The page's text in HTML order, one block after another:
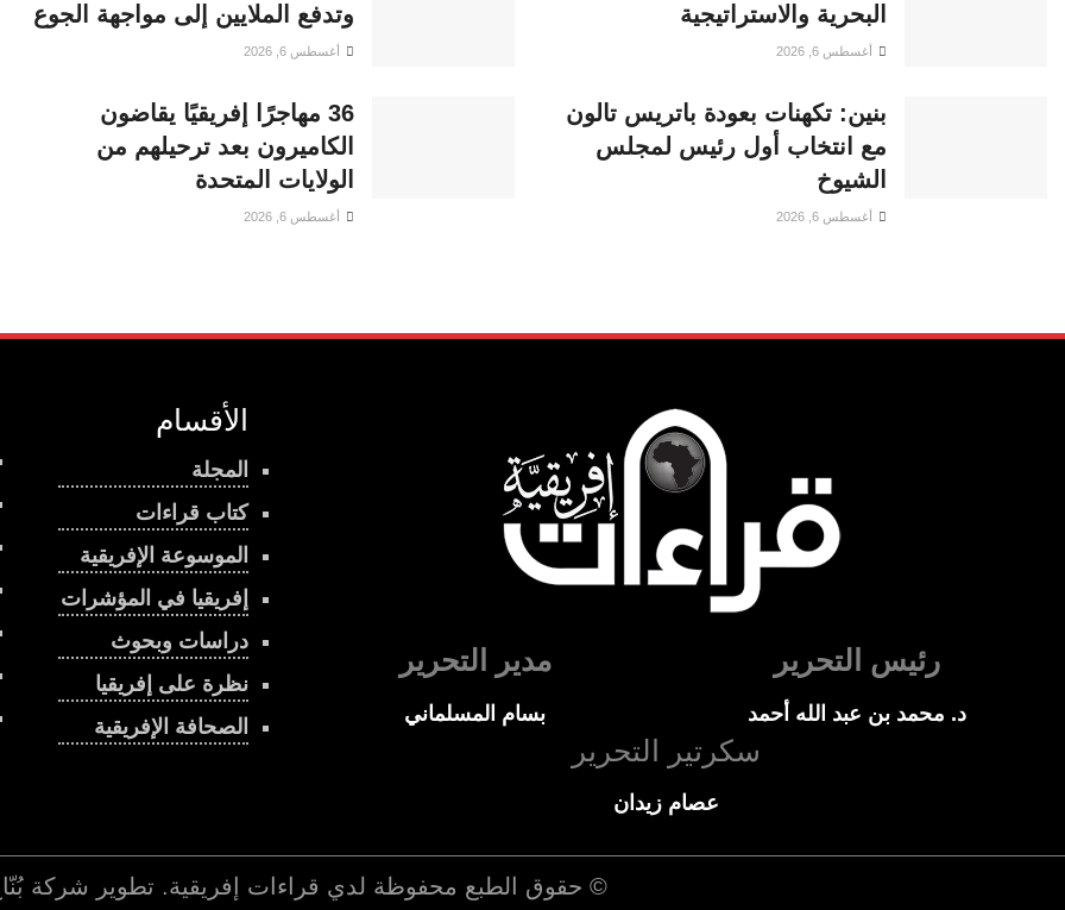
البحرية والاستراتيجية
أغسطس 6, 2026
وتدفع الملايين إلى مواجهة الجوع
أغسطس 6, 2026
بنين: تكهنات بعودة باتريس تالون
مع انتخاب أول رئيس لمجلس
الشيوخ
أغسطس 6, 2026
36 مهاجرًا إفريقيًا يقاضون
الكاميرون بعد ترحيلهم من
الولايات المتحدة
أغسطس 6, 2026
الأقسام
المجلة
كتاب قراءات
الموسوعة الإفريقية
إفريقيا في المؤشرات
دراسات وبحوث
نظرة على إفريقيا
الصحافة الإفريقية
رئيس التحرير
د. محمد بن عبد الله أحمد
مدير التحرير
بسام المسلماني
سكرتير التحرير
عصام زيدان
© حقوق الطبع محفوظة لدي قراءات إفريقية. تطوير شركة